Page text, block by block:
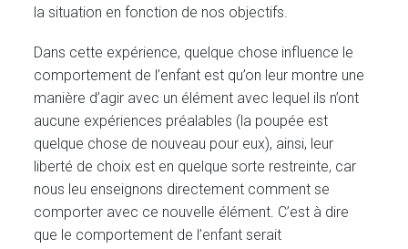
la situation en fonction de nos objectifs.
Dans cette expérience, quelque chose influence le
comportement de l’enfant est qu’on leur montre une
manière d’agir avec un élément avec lequel ils n’ont
aucune expériences préalables (la poupée est
quelque chose de nouveau pour eux), ainsi, leur
liberté de choix est en quelque sorte restreinte, car
nous leu enseignons directement comment se
comporter avec ce nouvelle élément. C’est à dire
que le comportement de l’enfant serait